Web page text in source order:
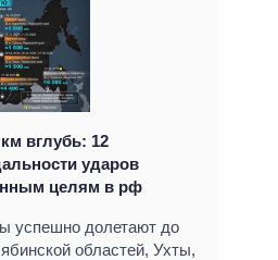
вглубь: 12
ударов
целям в рф
успешно долетают до
областей, Ухты,